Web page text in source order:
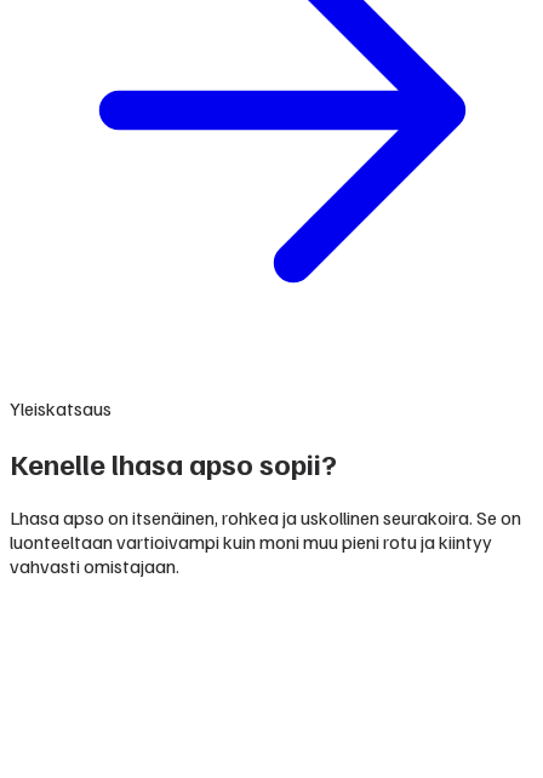
Yleiskatsaus
Kenelle lhasa apso sopii?
Lhasa apso on itsenäinen, rohkea ja uskollinen seurakoira. Se on
luonteeltaan vartioivampi kuin moni muu pieni rotu ja kiintyy
vahvasti omistajaan.